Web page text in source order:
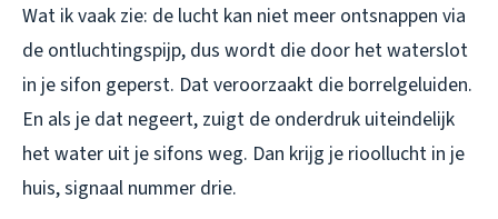
Wat ik vaak zie: de lucht kan niet meer ontsnappen via
de ontluchtingspijp, dus wordt die door het waterslot
in je sifon geperst. Dat veroorzaakt die borrelgeluiden.
En als je dat negeert, zuigt de onderdruk uiteindelijk
het water uit je sifons weg. Dan krijg je rioollucht in je
huis, signaal nummer drie.